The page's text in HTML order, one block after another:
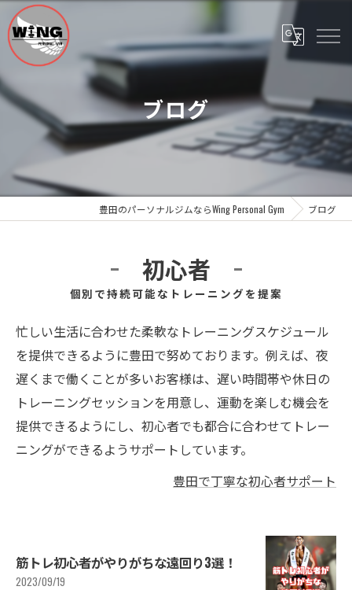
ブログ
豊田のパーソナルジムならWing Personal Gym ブログ
初心者
個別で持続可能なトレーニングを提案
忙しい生活に合わせた柔軟なトレーニングスケジュール
を提供できるように豊田で努めております。例えば、夜
遅くまで働くことが多いお客様は、遅い時間帯や休日の
トレーニングセッションを用意し、運動を楽しむ機会を
提供できるようにし、初心者でも都合に合わせてトレー
ニングができるようサポートしています。
豊田で丁寧な初心者サポート
筋トレ初心者がやりがちな遠回り3選！
2023/09/19